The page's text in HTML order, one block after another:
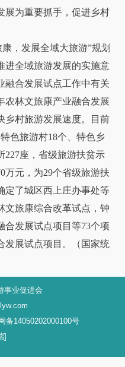
展为重要抓手，促进乡村
，发展全域大旅游”规划
进全域旅游发展的实施意
融合发展试点工作中有关
农林文旅康产业融合发展
乡村旅游发展速度。目前
色旅游村18个、特色乡
227座，省级旅游扶贫示
万元，为29个省级旅游扶
定了城区西上庄办事处等
文旅康综合改革试点，钟
合发展试点项目等73个项
发展试点项目。（国家统
事业促进会
14050202000100号
]